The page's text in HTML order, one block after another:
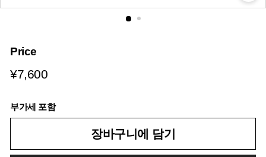
Price
¥7,600¥7,600
부가세 포함
장바구니에 담기